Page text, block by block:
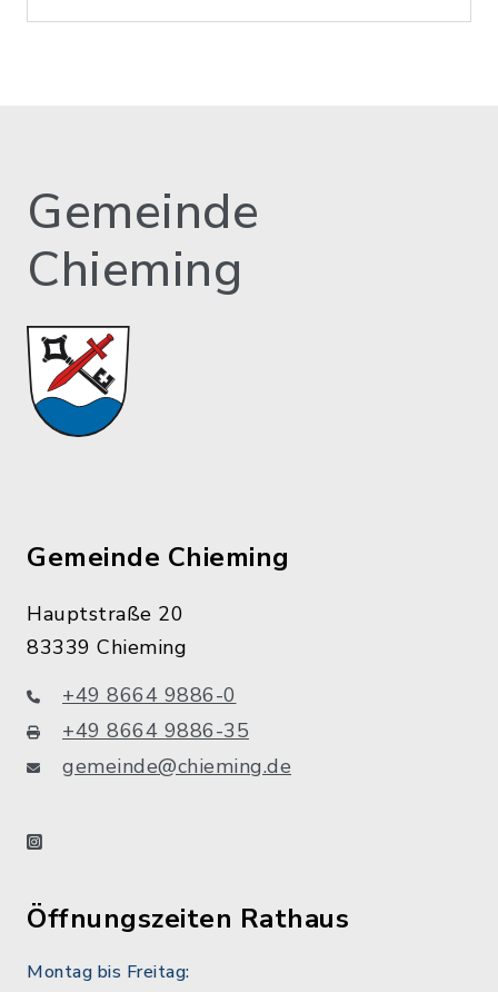
Gemeinde
Chieming
Gemeinde Chieming
Hauptstraße 20
83339 Chieming
+49 8664 9886-0
+49 8664 9886-35
gemeinde@chieming.de
instagram
Öffnungszeiten Rathaus
Montag bis Freitag: